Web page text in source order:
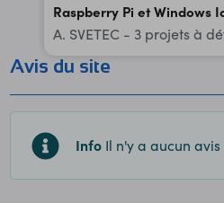
Raspberry Pi et Windows
A. SVETEC - 3 projets à
Avis du site
Info Il n'y a aucun